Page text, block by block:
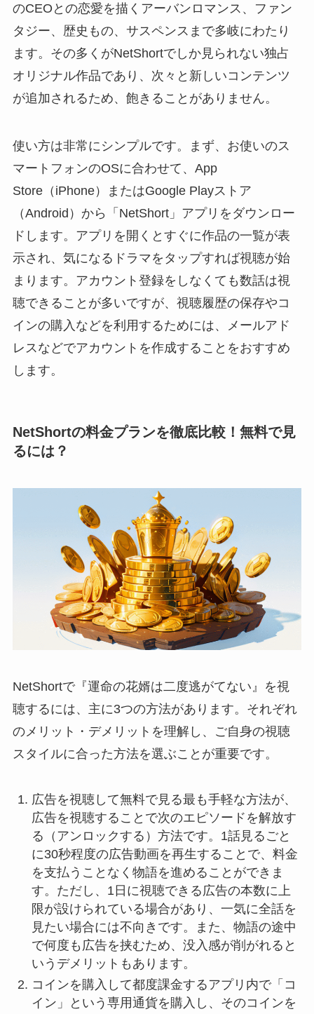
のCEOとの恋愛を描くアーバンロマンス、ファン
タジー、歴史もの、サスペンスまで多岐にわたり
ます。その多くがNetShortでしか見られない独占
オリジナル作品であり、次々と新しいコンテンツ
が追加されるため、飽きることがありません。
使い方は非常にシンプルです。まず、お使いのス
マートフォンのOSに合わせて、App
Store（iPhone）またはGoogle Playストア
（Android）から「NetShort」アプリをダウンロー
ドします。アプリを開くとすぐに作品の一覧が表
示され、気になるドラマをタップすれば視聴が始
まります。アカウント登録をしなくても数話は視
聴できることが多いですが、視聴履歴の保存やコ
インの購入などを利用するためには、メールアド
レスなどでアカウントを作成することをおすすめ
します。
NetShortの料金プランを徹底比較！無料で見
るには？
NetShortで『運命の花婿は二度逃がてない』を視
聴するには、主に3つの方法があります。それぞれ
のメリット・デメリットを理解し、ご自身の視聴
スタイルに合った方法を選ぶことが重要です。
広告を視聴して無料で見る最も手軽な方法が、
広告を視聴することで次のエピソードを解放す
る（アンロックする）方法です。1話見るごと
に30秒程度の広告動画を再生することで、料金
を支払うことなく物語を進めることができま
す。ただし、1日に視聴できる広告の本数に上
限が設けられている場合があり、一気に全話を
見たい場合には不向きです。また、物語の途中
で何度も広告を挟むため、没入感が削がれると
いうデメリットもあります。
コインを購入して都度課金するアプリ内で「コ
イン」という専用通貨を購入し、そのコインを